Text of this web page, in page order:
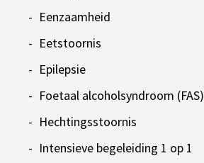
Eenzaamheid
Eetstoornis
Epilepsie
Foetaal alcoholsyndroom (FAS)
Hechtingsstoornis
Intensieve begeleiding 1 op 1